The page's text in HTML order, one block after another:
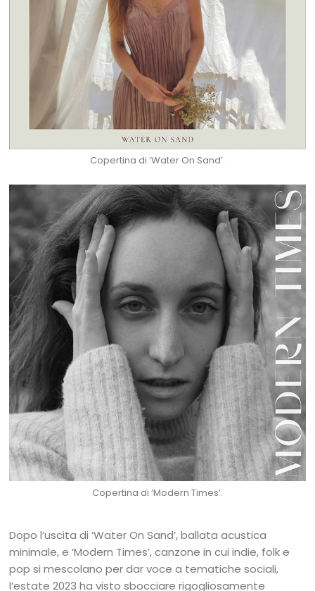
Copertina di ‘Water On Sand’.
Copertina di ‘Modern Times’.
Dopo l’uscita di ‘Water On Sand’, ballata acustica
minimale, e ‘Modern Times’, canzone in cui indie, folk e
pop si mescolano per dar voce a tematiche sociali,
l’estate 2023 ha visto sbocciare rigogliosamente